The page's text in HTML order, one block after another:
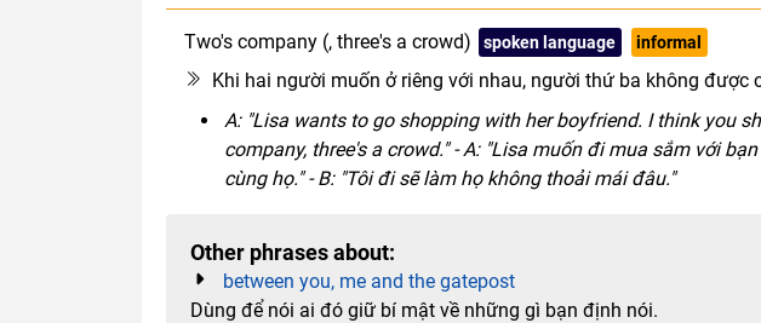
Two's company (, three's a crowd) spoken language informal
Khi hai người muốn ở riêng với nhau, người thứ ba không được
A: "Lisa wants to go shopping with her boyfriend. I think you
company, three's a crowd." - A: "Lisa muốn đi mua sắm với
cùng họ." - B: "Tôi đi sẽ làm họ không thoải mái đâu."
Other phrases about:
between you, me and the gatepost
Dùng để nói ai đó giữ bí mật về những gì bạn định nói.